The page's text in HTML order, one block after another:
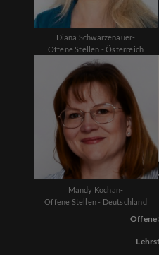
Offene
Diana Schwarzenauer-
Offene Stellen - Österreich
Mandy Kochan-
Offene Stellen - Deutschland